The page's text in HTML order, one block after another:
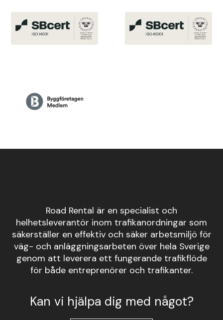
Road Rental är en specialist och
helhetsleverantör inom trafikanordningar som
säkerställer en effektiv och säker arbetsmiljö för
väg- och anläggningsarbeten över hela Sverige
genom att leverera ett fungerande trafikflöde
för både entreprenörer och trafikanter.
Kan vi hjälpa dig med något?